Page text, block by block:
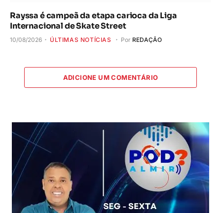
Rayssa é campeã da etapa carioca da Liga
Internacional de Skate Street
10/08/2026 ÚLTIMAS NOTÍCIAS Por REDAÇÃO
ADICIONE UM COMENTÁRIO